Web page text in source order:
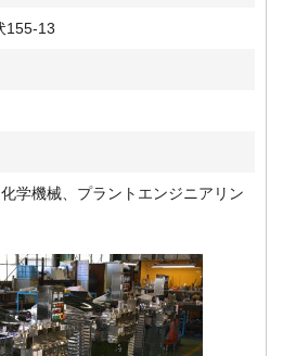
155-13
学機械、プラントエンジニアリン